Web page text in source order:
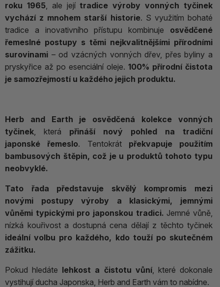
roku 1965, ale její tradice výroby vonných tyčinek
vychází z mnohem starší historie. S využitím bohaté
tradice a inovativního přístupu kombinuje osvědčené
řemeslné postupy s těmi nejkvalitnějšími přírodními
surovinami – od vzácných vonných dřev, přes byliny a
pryskyřice až po esenciální oleje. 100% přírodní čistota
je samozřejmostí u každého jejich produktu.
Herb and Earth je osvědčená kolekce vonných
tyčinek, která přináší nový pohled na tradiční
japonské řemeslo. Tentokrát překvapuje použitím
bambusových štěpin, což je u produktů tohoto typu
neobvyklé.
Tato řada představuje skvělý kompromis mezi
novými postupy výroby a klasickými, jemnými
vůněmi typickými pro japonskou tradici. Jemné vůně,
nízká kouřivost a dostupná cena dělají z těchto tyčinek
ideální volbu pro každého, kdo touží po skutečném
zážitku.
Pokud hledáte lehkost a čistotu vůní, které dokonale
vystihují ducha Japonska, Herb and Earth vám to nabídne.